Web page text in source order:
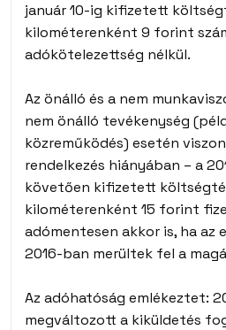
január 10-ig kifizetett
kilométerenként 9 forint
adókötelezettség nélkül.
Az önálló és a nem
nem önálló tevékenység
közreműködés) esetén
rendelkezés hiányában – a
követően kifizetett
kilométerenként 15 forint
adómentesen akkor is, ha
2016-ban merültek fel a
Az adóhatóság emlékeztet:
megváltozott a kiküldetés